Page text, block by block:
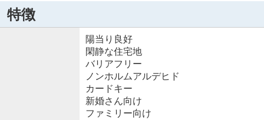
特徴
陽当り良好
閑静な住宅地
バリアフリー
ノンホルムアルデヒド
カードキー
新婚さん向け
ファミリー向け